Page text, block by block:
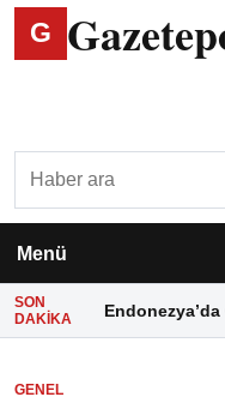
G
Menü
SON
DAKIKA
Endonezya’da
GENEL